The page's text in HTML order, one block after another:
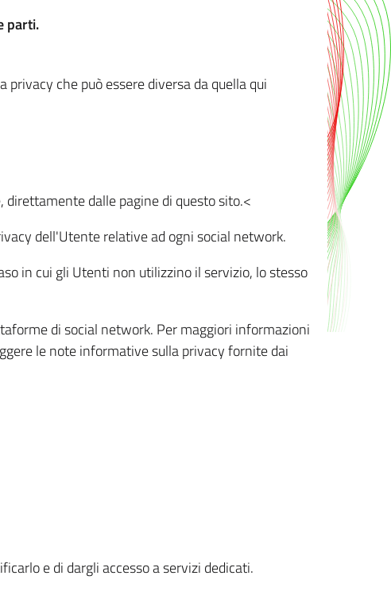
parti.
che può essere diversa da quella qui
dalle pagine di questo sito.<
dell'Utente relative ad ogni social network.
in cui gli Utenti non utilizzino il servizio, lo stesso
di social network. Per maggiori informazioni
le note informative sulla privacy fornite dai
e di dargli accesso a servizi dedicati.